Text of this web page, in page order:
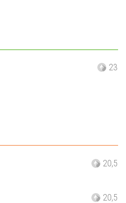
23
20,5
20,5